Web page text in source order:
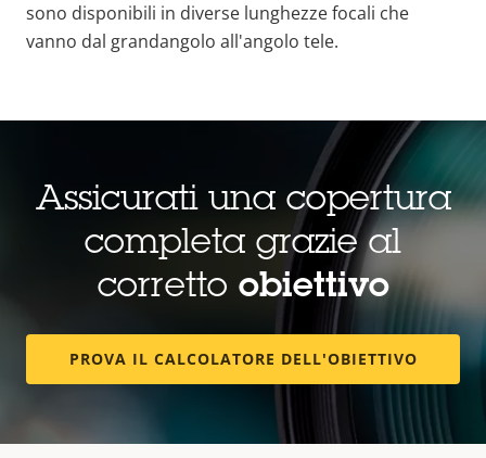
sono disponibili in diverse lunghezze focali che
vanno dal grandangolo all'angolo tele.
Assicurati una copertura
completa grazie al
corretto obiettivo
PROVA IL CALCOLATORE DELL'OBIETTIVO